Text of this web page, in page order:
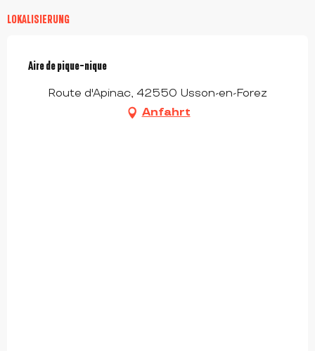
LOKALISIERUNG
Aire de pique-nique
Route d'Apinac, 42550 Usson-en-Forez
Anfahrt